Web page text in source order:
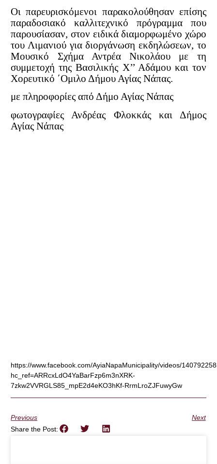
Οι παρευρισκόμενοι παρακολούθησαν επίσης
παραδοσιακό καλλιτεχνικό πρόγραμμα που
παρουσίασαν, στον ειδικά διαμορφωμένο χώρο
του Λιμανιού για διοργάνωση εκδηλώσεων, το
Μουσικό Σχήμα Αντρέα Νικολάου με τη
συμμετοχή της Βασιλικής Χ’’ Αδάμου και τον
Χορευτικό ΄Ομιλο Δήμου Αγίας Νάπας.
με πληροφορίες από Δήμο Αγίας Νάπας
φωτογραφίες Ανδρέας Φλοκκάς και Δήμος
Αγίας Νάπας
https://www.facebook.com/AyiaNapaMunicipality/videos/
hc_ref=ARRcxLdO4YaBarFzp6m3nXRK-
7zkw2VVRGLS85_mpE2d4eKO3hKf-RrmLroZJFuwyGw
Previous
Next
Share the Post: